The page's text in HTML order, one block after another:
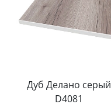
Дуб Делано серый
D4081